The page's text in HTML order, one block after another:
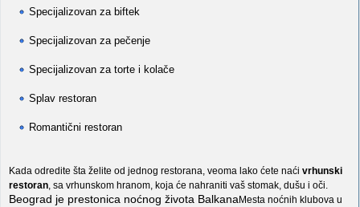
Specijalizovan za biftek
Specijalizovan za pečenje
Specijalizovan za torte i kolače
Splav restoran
Romantični restoran
Kada odredite šta želite od jednog restorana, veoma lako ćete naći vrhunski
restoran, sa vrhunskom hranom, koja će nahraniti vaš stomak, dušu i oči.
Beograd je prestonica noćnog života Balkana Mesta noćnih klubova u